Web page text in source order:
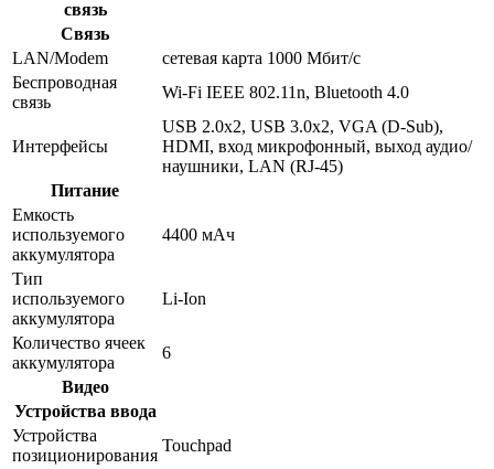
связь
Связь
LAN/Modem
сетевая карта 1000 Мбит/c
Беспроводная
связь
Wi-Fi IEEE 802.11n, Bluetooth 4.0
Интерфейсы
USB 2.0x2, USB 3.0x2, VGA (D-Sub),
HDMI, вход микрофонный, выход аудио/
наушники, LAN (RJ-45)
Питание
Емкость
используемого
аккумулятора
4400 мАч
Тип
используемого
аккумулятора
Li-Ion
Количество ячеек
аккумулятора
6
Видео
Устройства ввода
Устройства
позиционирования
Touchpad